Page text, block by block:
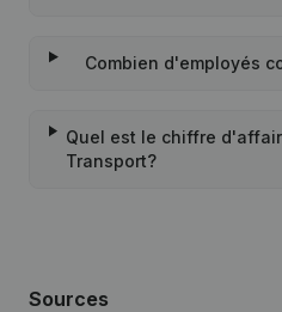
Combien d'employés
Quel est le chiffre
Transport?
Sources